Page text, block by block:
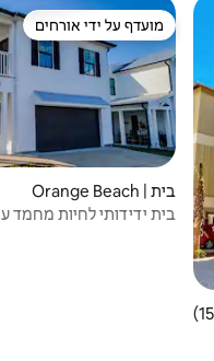
ביקורות
מועדף על ידי אורחים
מועדף על ידי אורחים
בית | Orange Beach
בית ידידותי לחיות